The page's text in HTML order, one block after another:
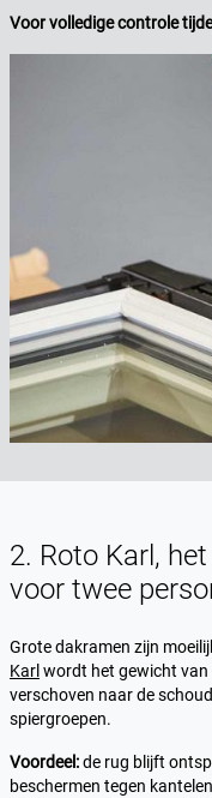
Voor volledige controle
2. Roto Karl,
voor twee
Grote dakramen zijn
Karl wordt het gewicht van
verschoven naar de
spiergroepen.
Voordeel:de rug blijft
beschermen tegen